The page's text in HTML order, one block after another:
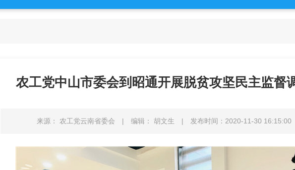
农工党中山市委会到昭通开展脱贫攻坚民主监督
来源： 农工党云南省委会 | 编辑： 胡文生 | 发布时间：2020-11-30 16:15:00